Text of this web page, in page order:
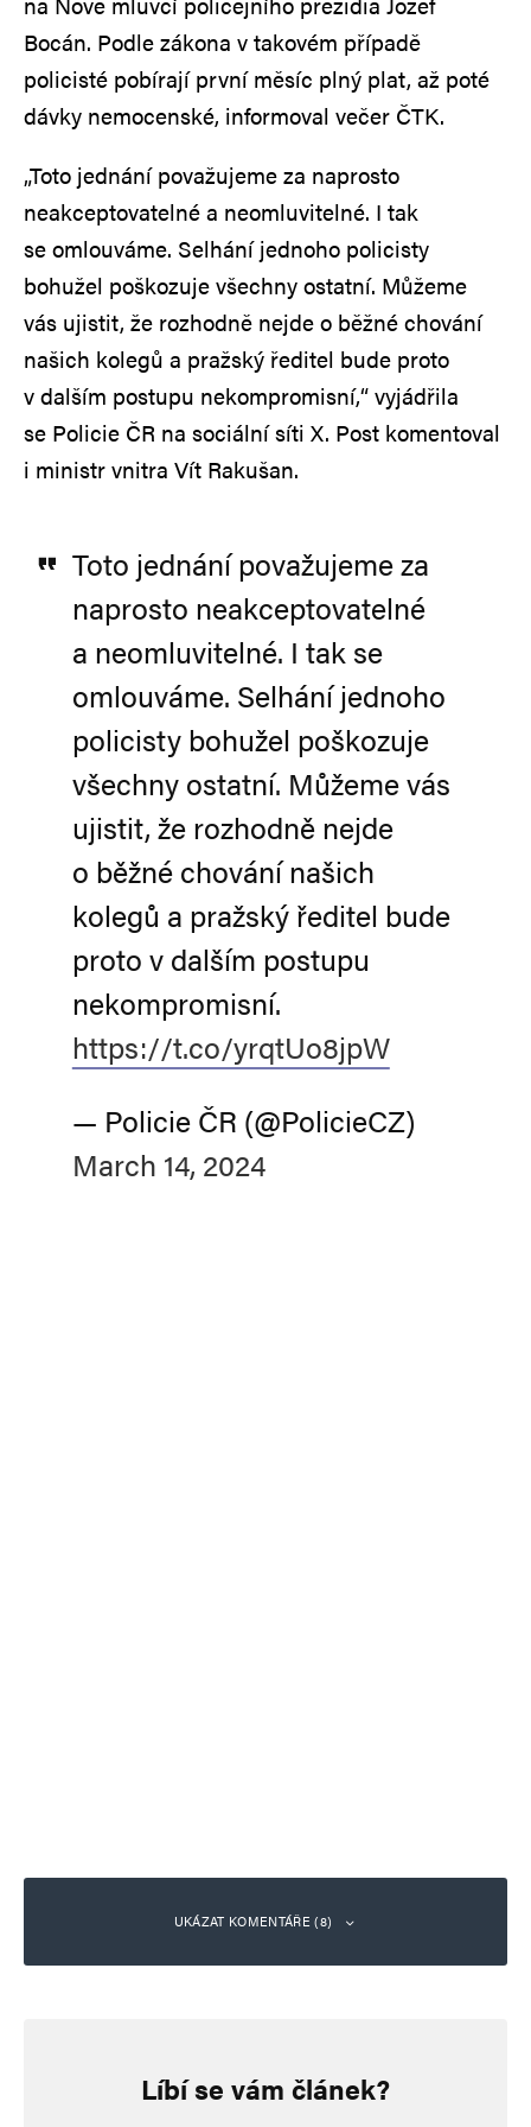
Bocán. Podle zákona v takovém případě
policisté pobírají první měsíc plný plat, až poté
dávky nemocenské, informoval večer ČTK.
„Toto jednání považujeme za naprosto
neakceptovatelné a neomluvitelné. I tak
se omlouváme. Selhání jednoho policisty
bohužel poškozuje všechny ostatní. Můžeme
vás ujistit, že rozhodně nejde o běžné chování
našich kolegů a pražský ředitel bude proto
v dalším postupu nekompromisní,“ vyjádřila
se Policie ČR na sociální síti X. Post komentoval
i ministr vnitra Vít Rakušan.
Toto jednání považujeme za
naprosto neakceptovatelné
a neomluvitelné. I tak se
omlouváme. Selhání jednoho
policisty bohužel poškozuje
všechny ostatní. Můžeme vás
ujistit, že rozhodně nejde
o běžné chování našich
kolegů a pražský ředitel bude
proto v dalším postupu
nekompromisní.
https://t.co/yrqtUo8jpW
— Policie ČR (@PolicieCZ)
March 14, 2024
UKÁZAT KOMENTÁŘE (8)
14. 3. 2024 (16:24)
Líbí se vám článek?